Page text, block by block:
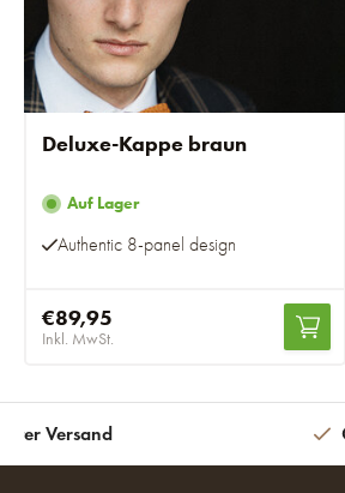
Deluxe-Kappe braun
Auf Lager
Authentic 8-panel design
€89,95
Inkl. MwSt.
Versand